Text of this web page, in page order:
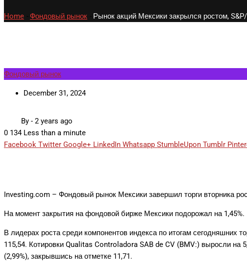
Home Фондовый рынок Рынок акций Мексики закрылся ростом,
Фондовый рынок
December 31, 2024
By - 2 years ago
0 134 Less than a minute
Facebook Twitter Google+ LinkedIn Whatsapp StumbleUpon Tumblr
Investing.com – Фондовый рынок Мексики завершил торги вторника
На момент закрытия на фондовой бирже Мексики подорожал на 1,45%.
В лидерах роста среди компонентов индекса по итогам сегодняшних
115,54. Котировки Qualitas Controladora SAB de CV (BMV:) выросли на
(2,99%), закрывшись на отметке 11,71.